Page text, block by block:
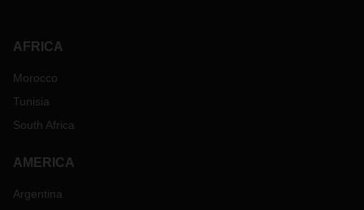
AFRICA
Morocco
Tunisia
South Africa
AMERICA
Argentina